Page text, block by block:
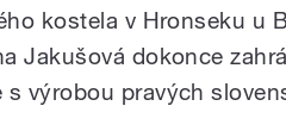
kostela v Hronseku u
Jakušová dokonce
s výrobou pravých